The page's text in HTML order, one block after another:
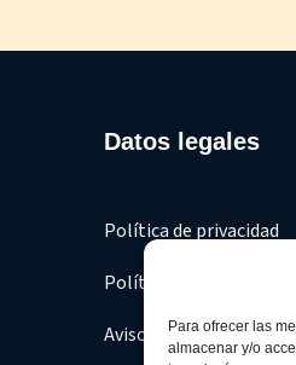
Para ofrecer las
almacenar y/o
Datos legales
Política de privacidad
Política de cookies
Aviso legal